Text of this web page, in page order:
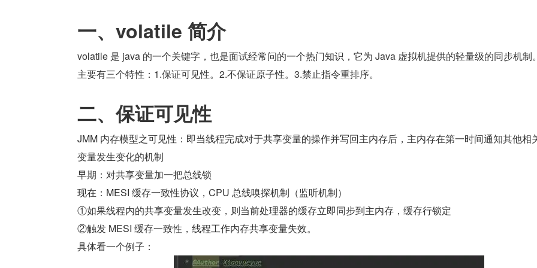
一、volatile 简介
volatile 是 java 的一个关键字，也是面试经常问的一个热门知识，它为 Java 虚拟机提供的轻量级的同步机制。
主要有三个特性：1.保证可见性。2.不保证原子性。3.禁止指令重排序。
二、保证可见性
JMM 内存模型之可见性：即当线程完成对于共享变量的操作并写回主内存后，主内存在第一时间通知其他相
变量发生变化的机制
早期：对共享变量加一把总线锁
现在：MESI 缓存一致性协议，CPU 总线嗅探机制（监听机制）
①如果线程内的共享变量发生改变，则当前处理器的缓存立即同步到主内存，缓存行锁定
②触发 MESI 缓存一致性，线程工作内存共享变量失效。
具体看一个例子：